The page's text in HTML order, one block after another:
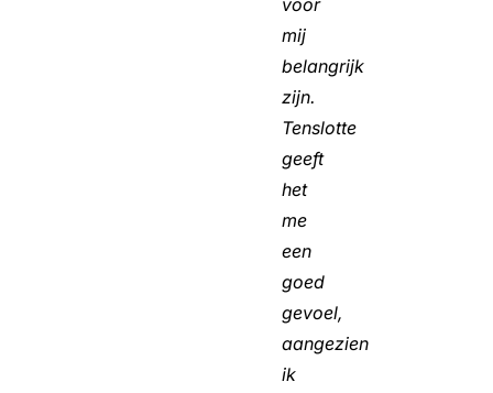
voor
mij
belangrijk
zijn.
Tenslotte
geeft
het
me
een
goed
gevoel,
aangezien
ik